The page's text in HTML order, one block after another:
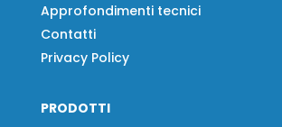
Approfondimenti tecnici
Contatti
Privacy Policy
PRODOTTI